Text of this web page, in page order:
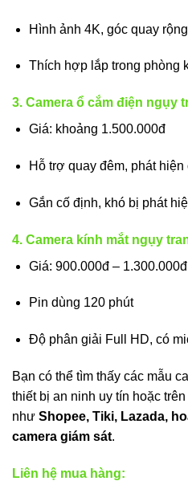
Hình ảnh 4K, góc quay rộng
Thích hợp lắp trong phòng
3. Camera ổ cắm điện ngụy
Giá: khoảng 1.500.000đ
Hỗ trợ quay đêm, phát hiện
Gắn cố định, khó bị phát
4. Camera kính mắt ngụy
Giá: 900.000đ – 1.300.000đ
Pin dùng 120 phút
Độ phân giải Full HD, có
Bạn có thể tìm thấy các mẫu
thiết bị an ninh uy tín hoặc
như Shopee, Tiki, Lazada,
camera giám sát.
Liên hệ mua hàng: